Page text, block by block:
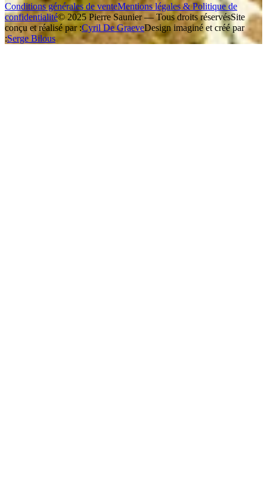
Conditions générales de venteMentions légales & Politique de
confidentialité© 2025 Pierre Saunier — Tous droits réservésSite
conçu et réalisé par :Cyril De GraeveDesign imaginé et créé par
:Serge Bilous